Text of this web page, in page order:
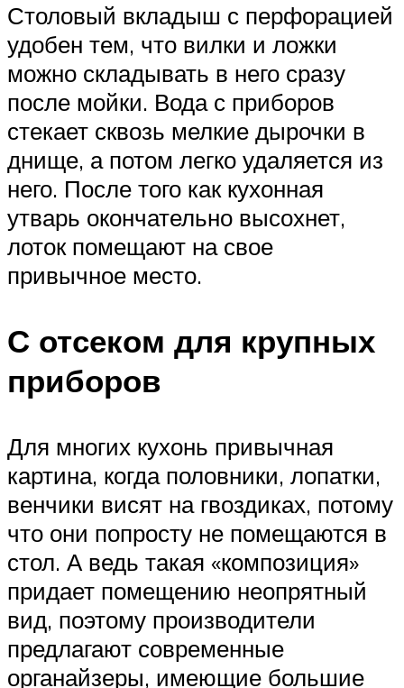
Столовый вкладыш с перфорацией
удобен тем, что вилки и ложки
можно складывать в него сразу
после мойки. Вода с приборов
стекает сквозь мелкие дырочки в
днище, а потом легко удаляется из
него. После того как кухонная
утварь окончательно высохнет,
лоток помещают на свое
привычное место.
С отсеком для крупных
приборов
Для многих кухонь привычная
картина, когда половники, лопатки,
венчики висят на гвоздиках, потому
что они попросту не помещаются в
стол. А ведь такая «композиция»
придает помещению неопрятный
вид, поэтому производители
предлагают современные
органайзеры, имеющие большие